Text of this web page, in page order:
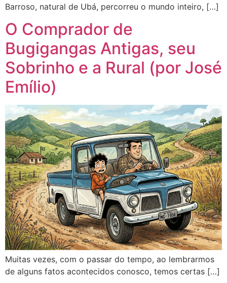
Barroso, natural de Ubá, percorreu o mundo inteiro, […]
O Comprador de
Bugigangas Antigas, seu
Sobrinho e a Rural (por José
Emílio)
Muitas vezes, com o passar do tempo, ao lembrarmos
de alguns fatos acontecidos conosco, temos certas […]